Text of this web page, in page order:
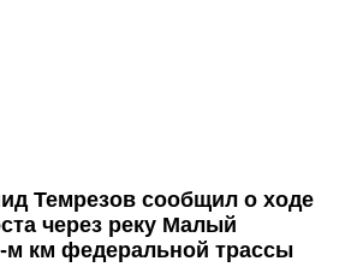
Темрезов сообщил о ходе
через реку Малый
м км федеральной трассы